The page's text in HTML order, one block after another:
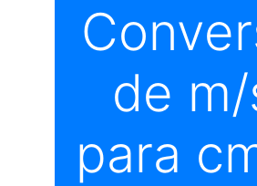
de m/
para